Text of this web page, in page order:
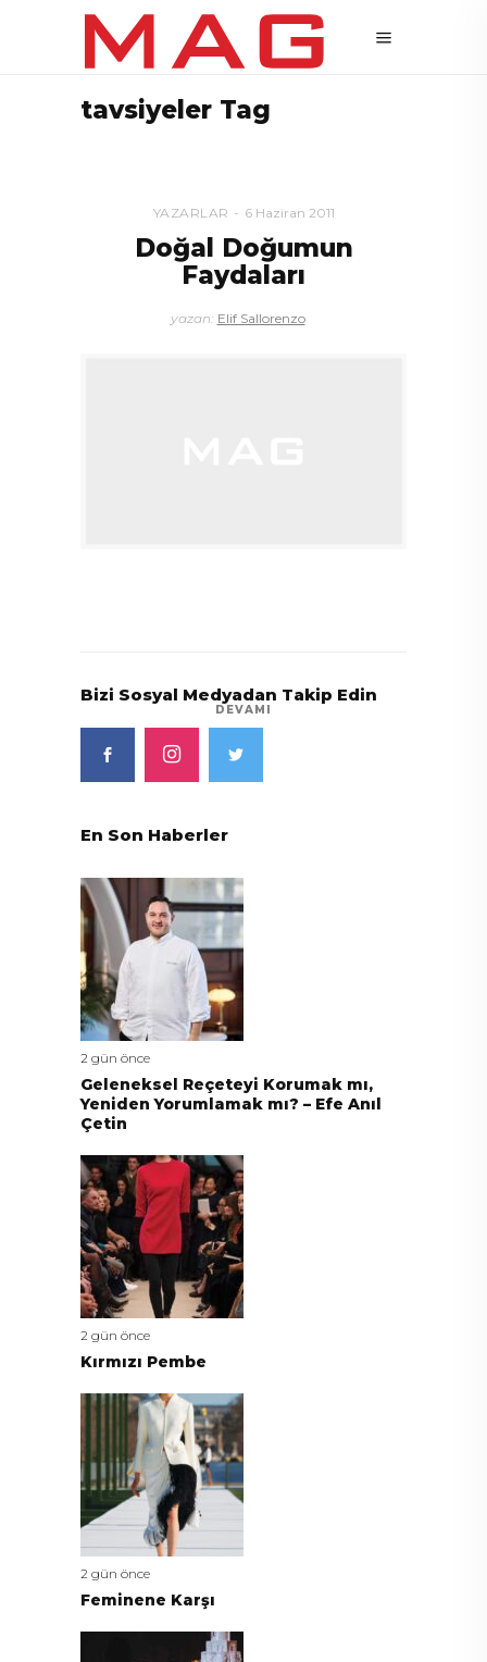
tavsiyeler Tag
YAZARLAR 6 Haziran 2011
Doğal Doğumun
Faydaları
yazan: Elif Sallorenzo
DEVAMI
Bizi Sosyal Medyadan Takip Edin
En Son Haberler
2 gün önce
Geleneksel Reçeteyi Korumak mı,
Yeniden Yorumlamak mı? – Efe Anıl
Çetin
2 gün önce
Kırmızı Pembe
2 gün önce
Feminene Karşı